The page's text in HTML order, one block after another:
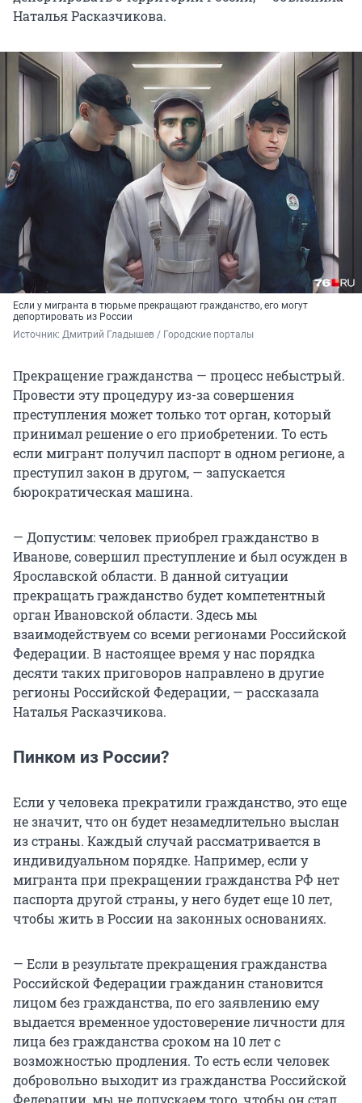
Наталья Расказчикова.
Если у мигранта в тюрьме прекращают гражданство, его могут
депортировать из России
Источник: Дмитрий Гладышев / Городские порталы
Прекращение гражданства — процесс небыстрый.
Провести эту процедуру из-за совершения
преступления может только тот орган, который
принимал решение о его приобретении. То есть
если мигрант получил паспорт в одном регионе, а
преступил закон в другом, — запускается
бюрократическая машина.
— Допустим: человек приобрел гражданство в
Иванове, совершил преступление и был осужден в
Ярославской области. В данной ситуации
прекращать гражданство будет компетентный
орган Ивановской области. Здесь мы
взаимодействуем со всеми регионами Российской
Федерации. В настоящее время у нас порядка
десяти таких приговоров направлено в другие
регионы Российской Федерации, — рассказала
Наталья Расказчикова.
Пинком из России?
Если у человека прекратили гражданство, это еще
не значит, что он будет незамедлительно выслан
из страны. Каждый случай рассматривается в
индивидуальном порядке. Например, если у
мигранта при прекращении гражданства РФ нет
паспорта другой страны, у него будет еще 10 лет,
чтобы жить в России на законных основаниях.
— Если в результате прекращения гражданства
Российской Федерации гражданин становится
лицом без гражданства, по его заявлению ему
выдается временное удостоверение личности для
лица без гражданства сроком на 10 лет с
возможностью продления. То есть если человек
добровольно выходит из гражданства Российской